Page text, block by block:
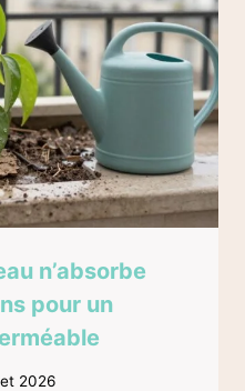
n’absorbe
pour un
2026